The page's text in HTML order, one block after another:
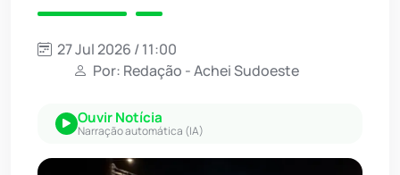
27 Jul 2026 / 11:00
Por: Redação - Achei Sudoeste
Ouvir Notícia
Narração automática (IA)